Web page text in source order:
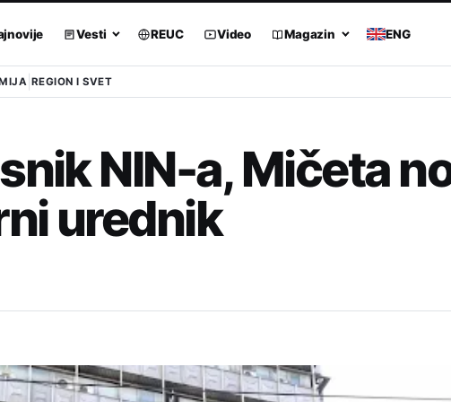
Vesti REUC Video Magazin ENG
REGION I SVET
NIN-a, Mičeta
urednik